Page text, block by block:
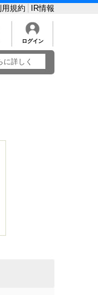
用規約 IR情報
ログイン
に詳しく